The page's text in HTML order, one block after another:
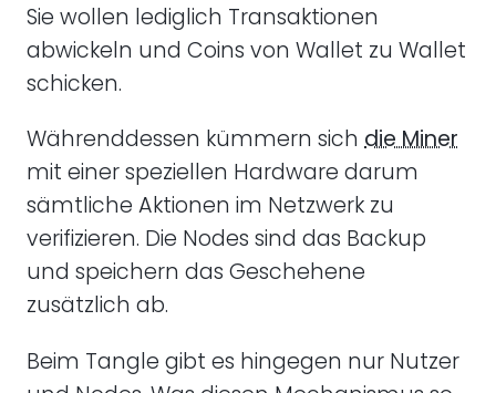
Sie wollen lediglich Transaktionen
abwickeln und Coins von Wallet zu Wallet
schicken.
Währenddessen kümmern sich die Miner
mit einer speziellen Hardware darum
sämtliche Aktionen im Netzwerk zu
verifizieren. Die Nodes sind das Backup
und speichern das Geschehene
zusätzlich ab.
Beim Tangle gibt es hingegen nur Nutzer